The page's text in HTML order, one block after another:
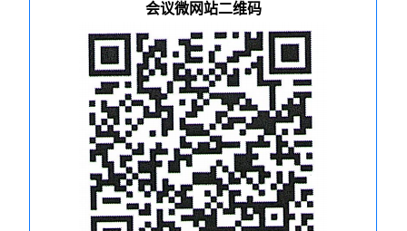
会议微网站二维码